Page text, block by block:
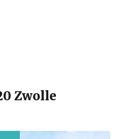
Zwolle